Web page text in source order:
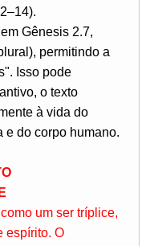
Gênesis 2.7,
permitindo a
Isso pode
o texto
à vida do
e do corpo humano.
como um ser tríplice,
espírito. O